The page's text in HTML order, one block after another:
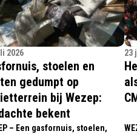
2026
stoelen en
gedumpt op
bij Wezep:
bekent
– Een gasfornuis, stoelen,
23